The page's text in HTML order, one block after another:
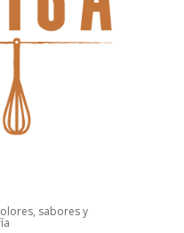
sabores y